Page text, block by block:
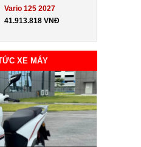
Vario 125 2027
41.913.818 VNĐ
XE MÁY